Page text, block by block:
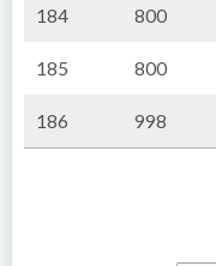
184 800
185 800
186 998